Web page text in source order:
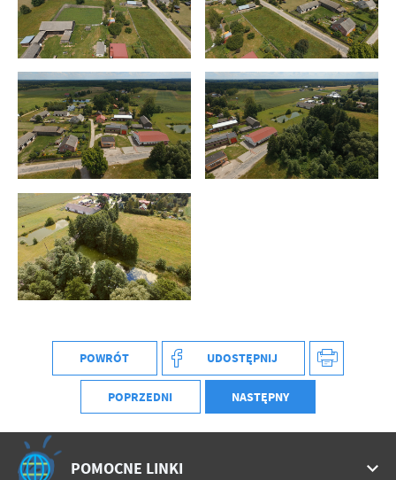
POWRÓT UDOSTĘPNIJ
POPRZEDNI NASTĘPNY
POMOCNE LINKI
treści w postaci wiadomości, ofert, komunikatów mediów
społecznościowych.